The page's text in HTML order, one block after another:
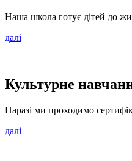
Наша школа готує дітей до
далі
Культурне
Наразі ми проходимо
далі